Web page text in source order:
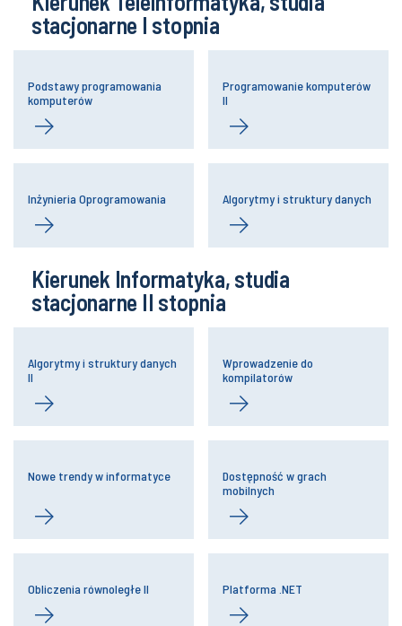
stacjonarne I stopnia
Podstawy programowania
komputerów
Programowanie komputerów
II
Inżynieria Oprogramowania Algorytmy i struktury danych
Kierunek Informatyka, studia
stacjonarne II stopnia
Algorytmy i struktury danych
II
Wprowadzenie do
kompilatorów
Nowe trendy w informatyce
Dostępność w grach
mobilnych
Obliczenia równoległe II Platforma .NET